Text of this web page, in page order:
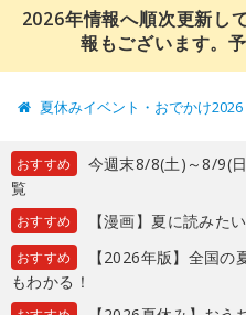
2026年情報へ順次更新し
報もございます。
夏休みイベント・おでかけ2026
おすすめ
今週末8/8(土)～8/9(
覧
おすすめ 【漫画】夏に読みた
おすすめ
【2026年版】全国
もわかる！